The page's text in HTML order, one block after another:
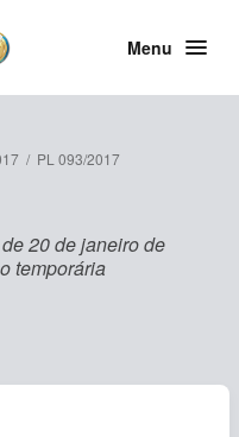
Menu
/ PL 093/2017
20 de janeiro de
temporária